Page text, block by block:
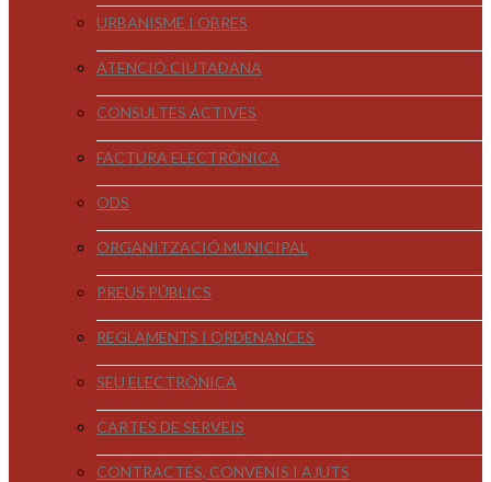
URBANISME I OBRES
ATENCIÓ CIUTADANA
CONSULTES ACTIVES
FACTURA ELECTRÒNICA
ODS
ORGANITZACIÓ MUNICIPAL
PREUS PÚBLICS
REGLAMENTS I ORDENANCES
SEU ELECTRÒNICA
CARTES DE SERVEIS
CONTRACTES, CONVENIS I AJUTS